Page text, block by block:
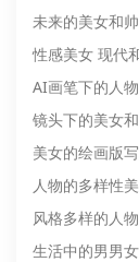
未来的美女和
性感美女 现代
AI画笔下的人物
镜头下的美女
美女的绘画版
人物的多样性
风格多样的人
生活中的男男